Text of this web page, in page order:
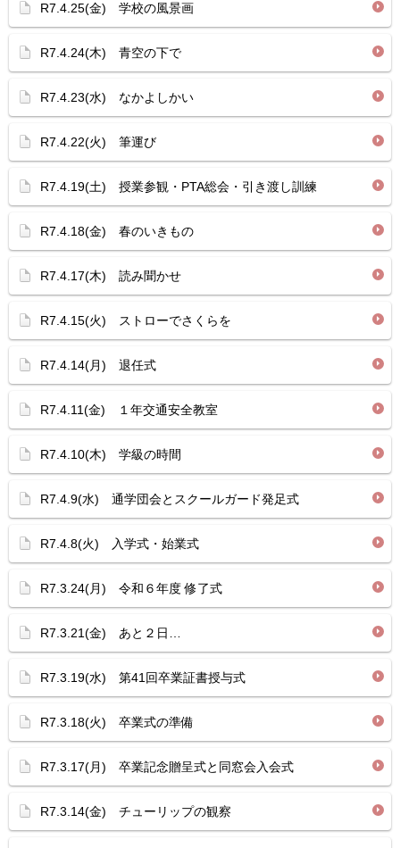
R7.4.25(金) 学校の風景画
R7.4.24(木) 青空の下で
R7.4.23(水) なかよしかい
R7.4.22(火) 筆運び
R7.4.19(土) 授業参観・PTA総会・引き渡し訓練
R7.4.18(金) 春のいきもの
R7.4.17(木) 読み聞かせ
R7.4.15(火) ストローでさくらを
R7.4.14(月) 退任式
R7.4.11(金) １年交通安全教室
R7.4.10(木) 学級の時間
R7.4.9(水) 通学団会とスクールガード発足式
R7.4.8(火) 入学式・始業式
R7.3.24(月) 令和６年度 修了式
R7.3.21(金) あと２日…
R7.3.19(水) 第41回卒業証書授与式
R7.3.18(火) 卒業式の準備
R7.3.17(月) 卒業記念贈呈式と同窓会入会式
R7.3.14(金) チューリップの観察